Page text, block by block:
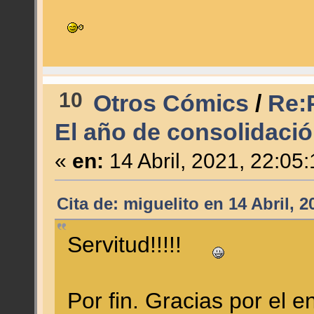
10 Otros Cómics /
El año de
« en: 14 Abril, 2021,
Cita de: miguelito en 14 Abril,
Servitud!!!!!
Por fin. Gracias por el